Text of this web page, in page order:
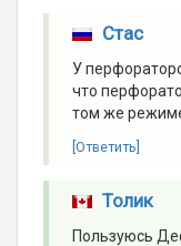
Стас
У
что
том же
[Ответить]
Толик
Пользуюсь